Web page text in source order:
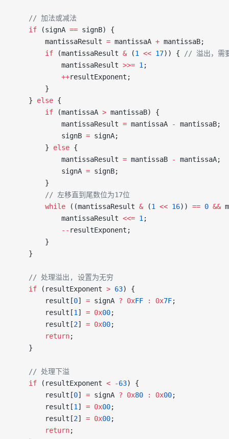
    // 加法或减法
    if
(signA == signB) {
        mantissaResult
= mantissaA + mantissaB;
        if
(mantissaResult & (1 << 17)) { // 溢出，需
            mantissaResult
>>= 1;
            ++
resultExponent;
        }
    }
else {
        if
(mantissaA > mantissaB) {
            mantissaResult
= mantissaA -
mantissaB;
            signB
= signA;
        }
else {
            mantissaResult
= mantissaB -
mantissaA;
            signA
= signB;
        }
        // 左移直到尾数位为17位
        while
((mantissaResult & (1 << 16)) == 0 &&
            mantissaResult
<<= 1;
            --
resultExponent;
        }
    }
    // 处理溢出, 设置为无穷
    if
(resultExponent > 63) {
        result[
0] = signA ? 0xFF : 0x7F;
        result[
1] = 0x00;
        result[
2] = 0x00;
        return
;
    }
    // 处理下溢
    if
(resultExponent < -63) {
        result[
0] = signA ? 0x80 : 0x00;
        result[
1] = 0x00;
        result[
2] = 0x00;
        return
;